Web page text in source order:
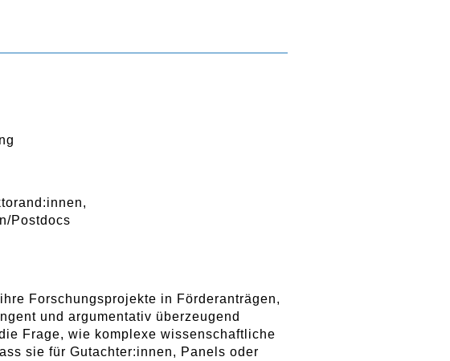
Postdocs
Forschungsprojekte in Förderanträgen,
und argumentativ überzeugend
Frage, wie komplexe wissenschaftliche
sie für Gutachter:innen, Panels oder